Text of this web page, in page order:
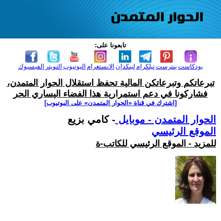
تابعونا على:
الفيسبوك التويتر اليوتيوب الانستغرام لينكدإن تيلكرامبنترست بودكاست
تبرعاتكم وتبرعاتكن المالية تحفظ استقلال الحوار المتمدن،
فشاركونا في دعم استمرارية هذا الفضاء اليساري الحر
[اشترك في قناة ‫«الحوار المتمدن» على اليوتيوب]
الحوار المتمدن - موبايل - كامي بزيع
الموقع الرئيسي
للمزيد - الموقع الرئيسي للكاتب-ة